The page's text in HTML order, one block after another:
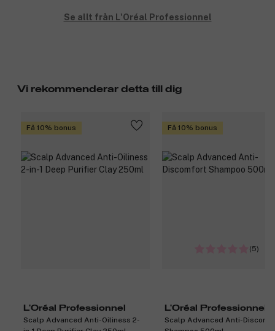
Se allt från L'Oréal Professionnel
Vi rekommenderar detta till dig
Få 10% bonus
L'Oréal Professionnel
Scalp Advanced Anti-Oiliness 2-
Få 10% bonus
(5)
L'Oréal Professionnel
Scalp Advanced Anti-